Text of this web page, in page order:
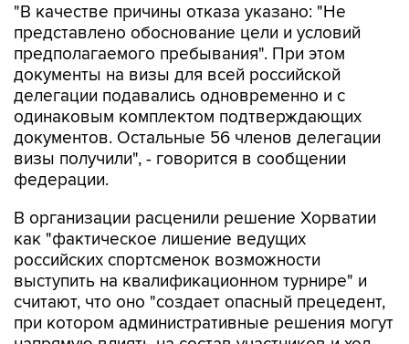
"В качестве причины отказа указано: "Не
представлено обоснование цели и условий
предполагаемого пребывания". При этом
документы на визы для всей российской
делегации подавались одновременно и с
одинаковым комплектом подтверждающих
документов. Остальные 56 членов делегации
визы получили", - говорится в сообщении
федерации.
В организации расценили решение Хорватии
как "фактическое лишение ведущих
российских спортсменок возможности
выступить на квалификационном турнире" и
считают, что оно "создает опасный прецедент,
при котором административные решения могут